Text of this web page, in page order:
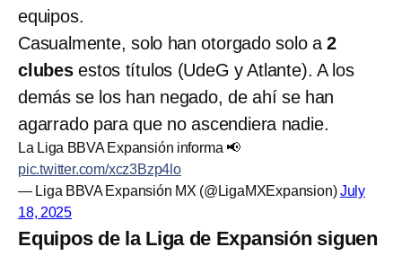
equipos.
Casualmente, solo han otorgado solo a 2
clubesestos títulos (UdeG y Atlante). A los
demás se los han negado, de ahí se han
agarrado para que no ascendiera nadie.
La Liga BBVA Expansión informa 📢
pic.twitter.com/xcz3Bzp4lo
— Liga BBVA Expansión MX (@LigaMXExpansion)July
18, 2025
Equipos de la Liga de Expansión siguen